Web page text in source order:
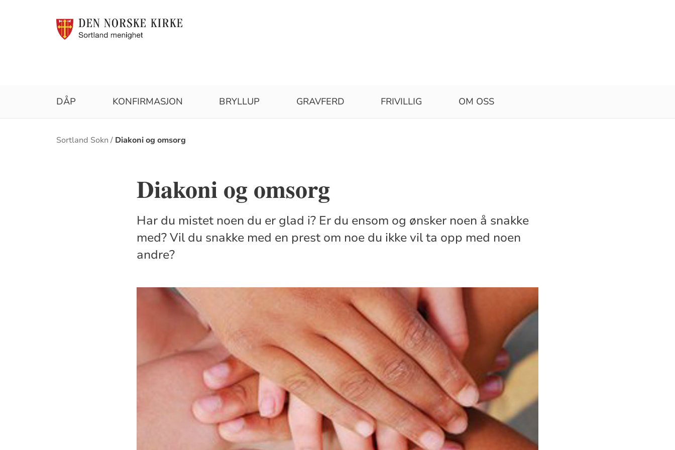
DÅP KONFIRMASJON BRYLLUP GRAVFERD FRIVILLIG OM OSS
Brødsmulesti
Sortland Sokn Diakoni og omsorg
Diakoni og omsorg
Har du mistet noen du er glad i? Er du ensom og ønsker noen å snakke
med? Vil du snakke med en prest om noe du ikke vil ta opp med noen
andre?